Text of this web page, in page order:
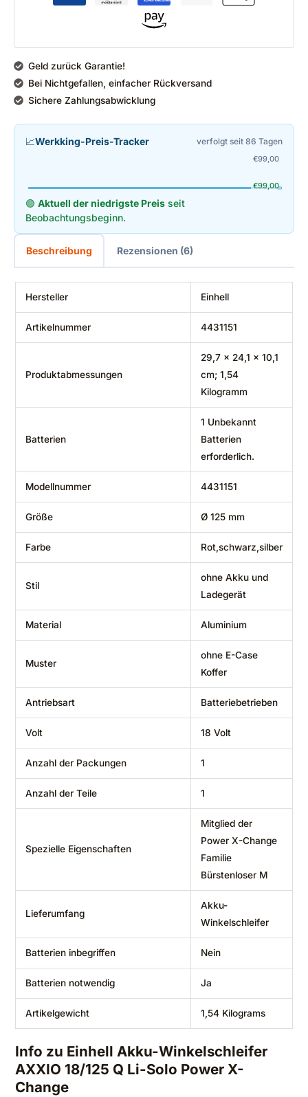
Geld zurück Garantie!
Bei Nichtgefallen, einfacher Rückversand
Sichere Zahlungsabwicklung
📈Werkking-Preis-Tracker verfolgt seit 86 Tagen
€99,00
€99,00
🟢 Aktuell der niedrigste Preis seit
Beobachtungsbeginn.
Beschreibung Rezensionen (6)
Hersteller ‎Einhell
Artikelnummer ‎4431151
Produktabmessungen
‎29,7 x 24,1 x 10,1
cm; 1,54
Kilogramm
Batterien
‎1 Unbekannt
Batterien
erforderlich.
Modellnummer ‎4431151
Größe ‎Ø 125 mm
Farbe ‎Rot,schwarz,silber
Stil
‎ohne Akku und
Ladegerät
Material ‎Aluminium
Muster
‎ohne E-Case
Koffer
Antriebsart ‎Batteriebetrieben
Volt ‎18 Volt
Anzahl der Packungen ‎1
Anzahl der Teile ‎1
Spezielle Eigenschaften
‎Mitglied der
Power X-Change
Familie
Bürstenloser M
Lieferumfang
‎Akku-
Winkelschleifer
Batterien inbegriffen ‎Nein
Batterien notwendig ‎Ja
Artikelgewicht ‎1,54 Kilograms
Info zu Einhell Akku-Winkelschleifer
AXXIO 18/125 Q Li-Solo Power X-
Change